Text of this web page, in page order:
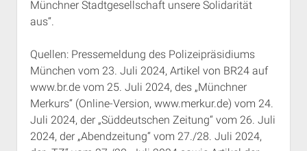
Münchner Stadtgesellschaft unsere Solidarität
aus“.
Quellen: Pressemeldung des Polizeipräsidiums
München vom 23. Juli 2024, Artikel von BR24 auf
www.br.de vom 25. Juli 2024, des „Münchner
Merkurs“ (Online-Version, www.merkur.de) vom 24.
Juli 2024, der „Süddeutschen Zeitung“ vom 26. Juli
2024, der „Abendzeitung“ vom 27./28. Juli 2024,